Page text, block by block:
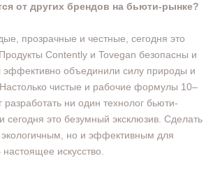
от других брендов на бьюти-рынке?
прозрачные и честные, сегодня это
Contently и Tovegan безопасны и
объединили силу природы и
чистые и рабочие формулы 10–
разработать ни один технолог бьюти-
сегодня это безумный эксклюзив. Сделать
экологичным, но и эффективным для
искусство.